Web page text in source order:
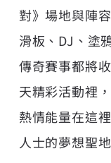
對》場地與陣
滑板、DJ、塗
傳奇賽事都將
天精彩活動裡
熱情能量在這
人士的夢想聖地